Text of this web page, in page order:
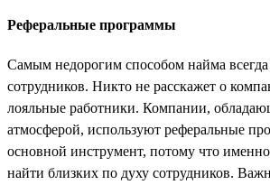
Реферальные программы
Самым недорогим способом найма
сотрудников. Никто не расскажет о
лояльные работники. Компании,
атмосферой, используют реферальные
основной инструмент, потому что именно
найти близких по духу сотрудников.